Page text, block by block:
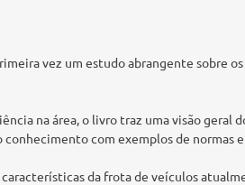
vez um estudo abrangente sobre
na área, o livro traz uma visão geral
com exemplos de normas
características da frota de veículos